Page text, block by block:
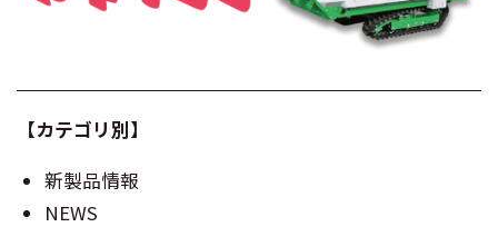
【カテゴリ別】
新製品情報
NEWS